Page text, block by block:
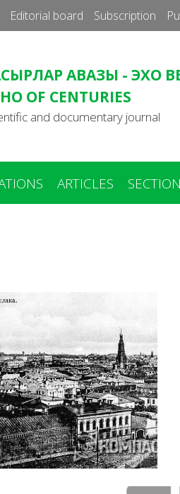
Editorial board Subscription
АВАЗЫ - ЭХО
OF CENTURIES
and documentary journal
ARTICLES